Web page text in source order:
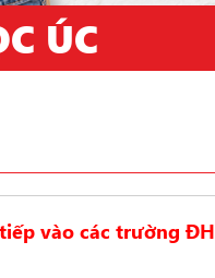
ÚC
vào các trường ĐH